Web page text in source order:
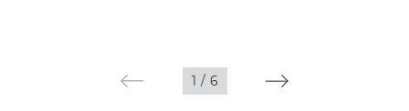
1 / 6